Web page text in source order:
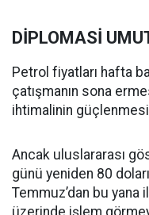
DİPLOMASİ
Petrol fiyatları hafta
çatışmanın sona
ihtimalinin
Ancak uluslararası
günü yeniden 80
Temmuz’dan bu
üzerinde işlem